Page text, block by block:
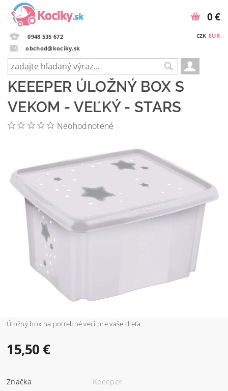
0948 535 672
obchod@kociky.sk
CZK EUR
0 €
KEEEPER ÚLOŽNÝ BOX S
VEKOM - VEĽKÝ - STARS
Neohodnotené
Úložný box na potrebné veci pre vaše dieťa.
15,50 €
Značka
Keeeper